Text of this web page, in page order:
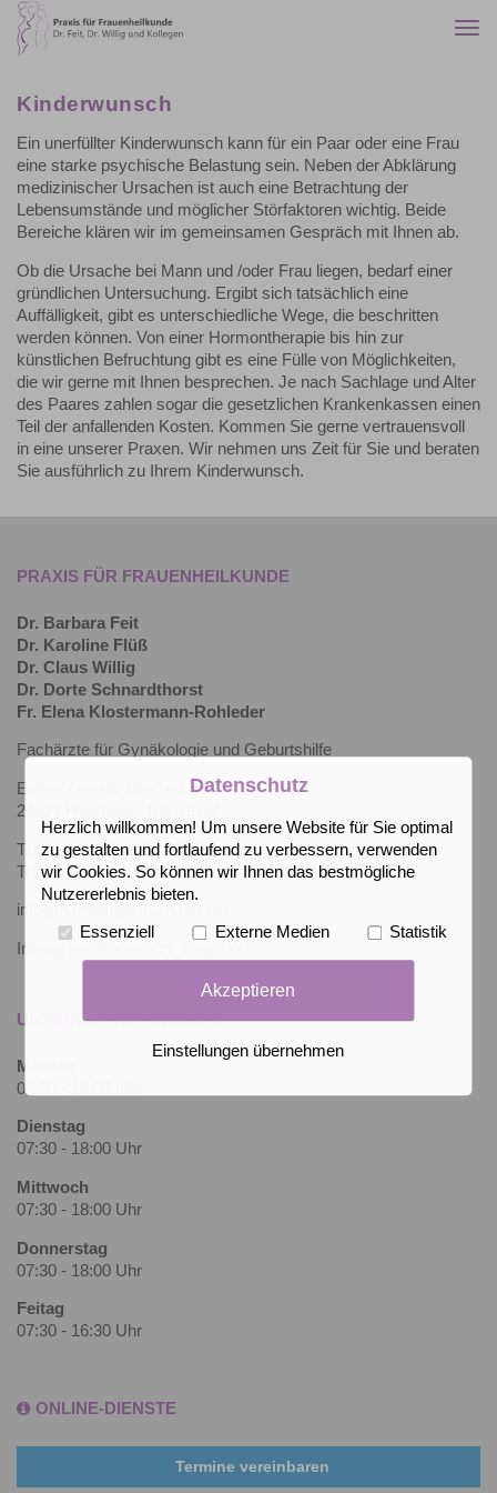
Kinderwunsch
Ein unerfüllter Kinderwunsch kann für ein Paar oder eine Frau
eine starke psychische Belastung sein. Neben der Abklärung
medizinischer Ursachen ist auch eine Betrachtung der
Lebensumstände und möglicher Störfaktoren wichtig. Beide
Bereiche klären wir im gemeinsamen Gespräch mit Ihnen ab.
Ob die Ursache bei Mann und /oder Frau liegen, bedarf einer
gründlichen Untersuchung. Ergibt sich tatsächlich eine
Auffälligkeit, gibt es unterschiedliche Wege, die beschritten
werden können. Von einer Hormontherapie bis hin zur
künstlichen Befruchtung gibt es eine Fülle von Möglichkeiten,
die wir gerne mit Ihnen besprechen. Je nach Sachlage und Alter
des Paares zahlen sogar die gesetzlichen Krankenkassen einen
Teil der anfallenden Kosten. Kommen Sie gerne vertrauensvoll
in eine unserer Praxen. Wir nehmen uns Zeit für Sie und beraten
Sie ausführlich zu Ihrem Kinderwunsch.
PRAXIS FÜR FRAUENHEILKUNDE
Dr. Barbara Feit
Dr. Karoline Flüß
Dr. Claus Willig
Dr. Dorte Schnardthorst
Fr. Elena Klostermann-Rohleder
Fachärzte für Gynäkologie und Geburtshilfe
Ernst-Mantius-Straße 1
21029 Hamburg - Bergedorf
Telefon: +49(040)7215710
Telefax: +49(040)7214417
info@hamburg-frauenarzt.net
Instagram:
UNSERE SPRECHZEITEN
Montag
07:30 - 18:00 Uhr
Dienstag
07:30 - 18:00 Uhr
Mittwoch
07:30 - 18:00 Uhr
Donnerstag
07:30 - 18:00 Uhr
Feitag
07:30 - 16:30 Uhr
ONLINE-DIENSTE
Termine vereinbaren
Datenschutz
Herzlich willkommen! Um unsere Website für Sie optimal
zu gestalten und fortlaufend zu verbessern, verwenden
wir Cookies. So können wir Ihnen das bestmögliche
Nutzererlebnis bieten.
Essenziell Externe Medien Statistik
Akzeptieren
Einstellungen übernehmen